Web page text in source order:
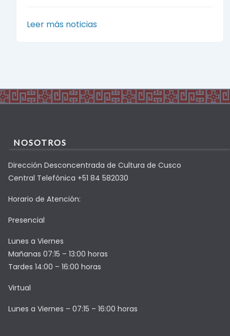
Leer más noticias
NOSOTROS
Dirección Desconcentrada de Cultura de Cusco
Central Telefónica +51 84 582030
Horario de Atención:
Presencial
Lunes a Viernes
Mañanas 07:15 – 13:00 horas
Tardes 14:00 – 16:00 horas
Virtual
Lunes a Viernes – 07:15 – 16:00 horas